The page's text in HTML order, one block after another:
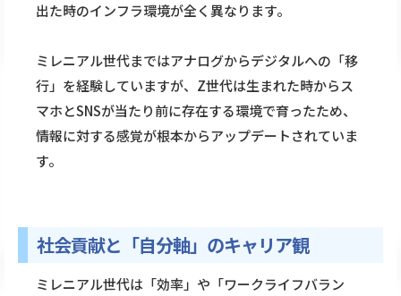
出た時のインフラ環境が全く異なります。
ミレニアル世代まではアナログからデジタルへの「移
行」を経験していますが、Z世代は生まれた時からス
マホとSNSが当たり前に存在する環境で育ったため、
情報に対する感覚が根本からアップデートされていま
す。
社会貢献と「自分軸」のキャリア観
ミレニアル世代は「効率」や「ワークライフバラン